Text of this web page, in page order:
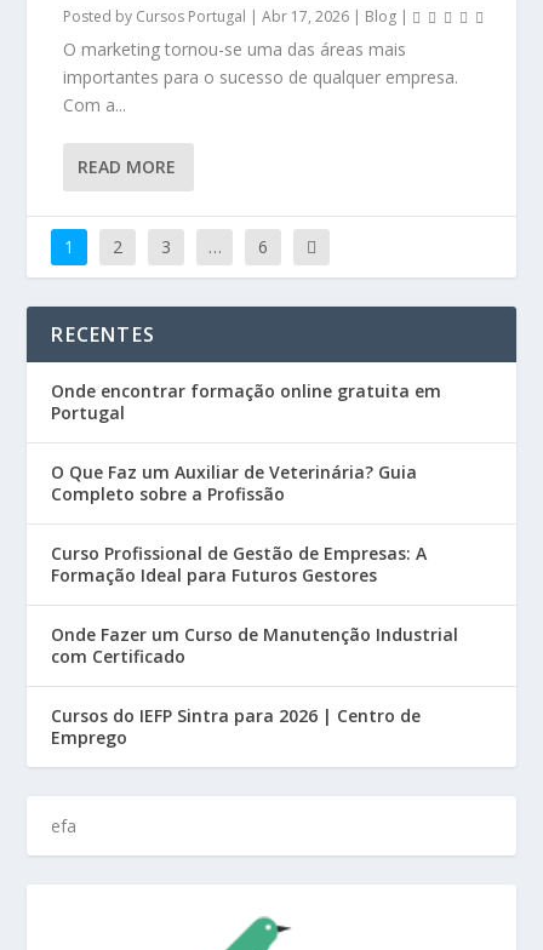
Posted by Cursos Portugal |Abr 17, 2026 | Blog |
O marketing tornou-se uma das áreas mais
importantes para o sucesso de qualquer empresa.
Com a...
READ MORE
1 2 3 … 6
RECENTES
Onde encontrar formação online gratuita em
Portugal
O Que Faz um Auxiliar de Veterinária? Guia
Completo sobre a Profissão
Curso Profissional de Gestão de Empresas: A
Formação Ideal para Futuros Gestores
Onde Fazer um Curso de Manutenção Industrial
com Certificado
Cursos do IEFP Sintra para 2026 | Centro de
Emprego